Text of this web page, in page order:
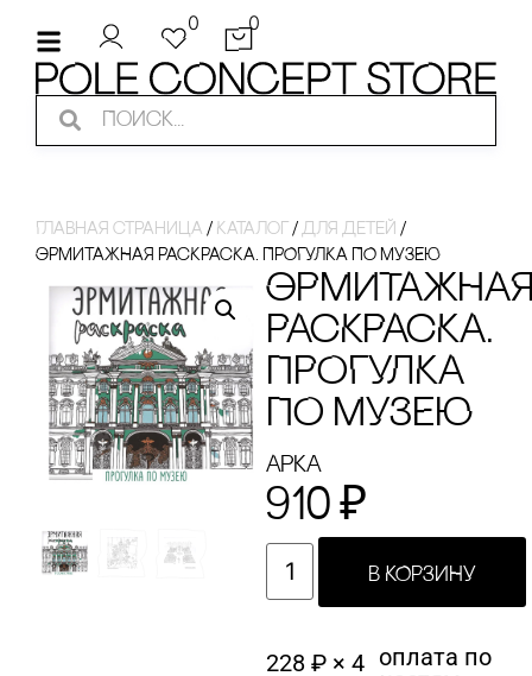
0 0
Главная страница / Каталог / для детей /
ЭРМИТАЖНАЯ РАсКРАсКА. ПРОГУЛКА ПО МУЗЕЮ
РАсКРАсКА.
ПРОГУЛКА
ПО МУЗЕЮ
Арка
910 ₽
В КОРЗИНУ
228 ₽ × 4 оплата по